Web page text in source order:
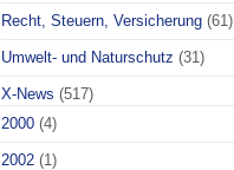
Recht, Steuern, Versicherung (61)
Umwelt- und Naturschutz (31)
X-News (517)
2000 (4)
2002 (1)